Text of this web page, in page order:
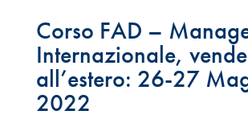
Corso FAD –
Internazionale,
all’estero: 26-27
2022